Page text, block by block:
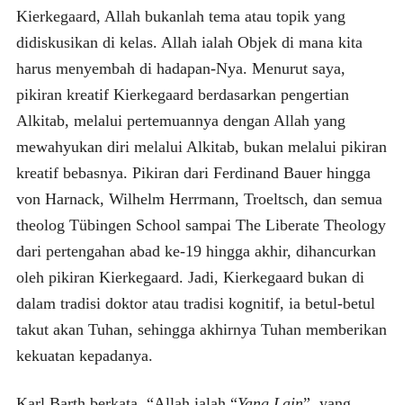
Kierkegaard, Allah bukanlah tema atau topik yang
didiskusikan di kelas. Allah ialah Objek di mana kita
harus menyembah di hadapan-Nya. Menurut saya,
pikiran kreatif Kierkegaard berdasarkan pengertian
Alkitab, melalui pertemuannya dengan Allah yang
mewahyukan diri melalui Alkitab, bukan melalui pikiran
kreatif bebasnya. Pikiran dari Ferdinand Bauer hingga
von Harnack, Wilhelm Herrmann, Troeltsch, dan semua
theolog Tübingen School sampai The Liberate Theology
dari pertengahan abad ke-19 hingga akhir, dihancurkan
oleh pikiran Kierkegaard. Jadi, Kierkegaard bukan di
dalam tradisi doktor atau tradisi kognitif, ia betul-betul
takut akan Tuhan, sehingga akhirnya Tuhan memberikan
kekuatan kepadanya.